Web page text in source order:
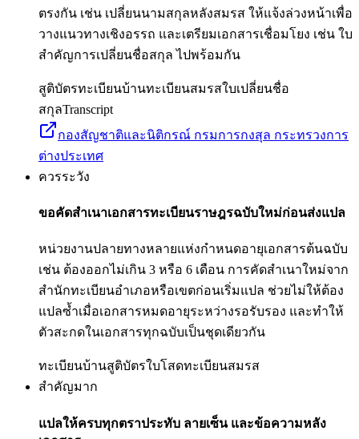
ตรงกัน เช่น เปลี่ยนนามสกุลหลังสมรส ให้แจ้งล่วงหน้าเพื่อ
วางแนวทางเชิงอรรถ และเตรียมเอกสารเชื่อมโยง เช่น ใบ
สำคัญการเปลี่ยนชื่อสกุล ไปพร้อมกัน
สูติบัตรทะเบียนบ้านทะเบียนสมรสใบเปลี่ยนชื่อ
สกุลTranscript
กองสัญชาติและนิติกรณ์ กรมการกงสุล กระทรวงการ
ต่างประเทศ
ควรระวัง
ขอคัดสำเนาเอกสารทะเบียนราษฎรฉบับใหม่ก่อนส่งแปล
หน่วยงานปลายทางหลายแห่งกำหนดอายุเอกสารต้นฉบับ
เช่น ต้องออกไม่เกิน 3 หรือ 6 เดือน การคัดสำเนาใหม่จาก
สำนักทะเบียนอำเภอหรือเขตก่อนเริ่มแปล ช่วยไม่ให้ต้อง
แปลซ้ำเมื่อเอกสารหมดอายุระหว่างรอรับรอง และทำให้
ตัวสะกดในเอกสารทุกฉบับเป็นชุดเดียวกัน
ทะเบียนบ้านสูติบัตรใบโสดทะเบียนสมรส
สำคัญมาก
แปลให้ครบทุกตราประทับ ลายเซ็น และข้อความหลัง